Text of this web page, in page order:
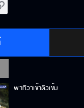
พาทิวาเข้าติวเข้ม